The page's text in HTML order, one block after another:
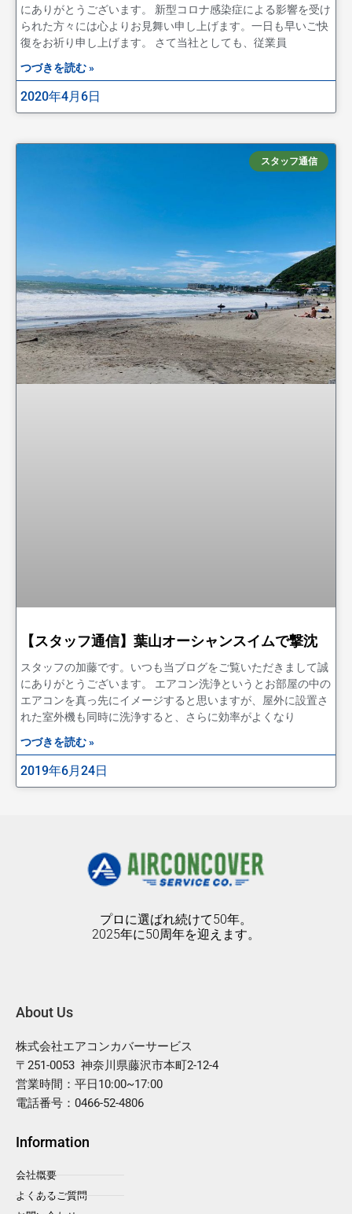
にありがとうございます。 新型コロナ感染症による影響を受け
られた方々には心よりお見舞い申し上げます。一日も早いご快
復をお祈り申し上げます。 さて当社としても、従業員
つづきを読む »
2020年4月6日
スタッフ通信
【スタッフ通信】葉山オーシャンスイムで撃沈
スタッフの加藤です。いつも当ブログをご覧いただきまして誠
にありがとうございます。 エアコン洗浄というとお部屋の中の
エアコンを真っ先にイメージすると思いますが、屋外に設置さ
れた室外機も同時に洗浄すると、さらに効率がよくなり
つづきを読む »
2019年6月24日
プロに選ばれ続けて50年。
2025年に50周年を迎えます。
About Us
株式会社エアコンカバーサービス
〒251-0053 神奈川県藤沢市本町2-12-4
営業時間：平日10:00~17:00
電話番号：0466-52-4806
Information
会社概要
よくあるご質問